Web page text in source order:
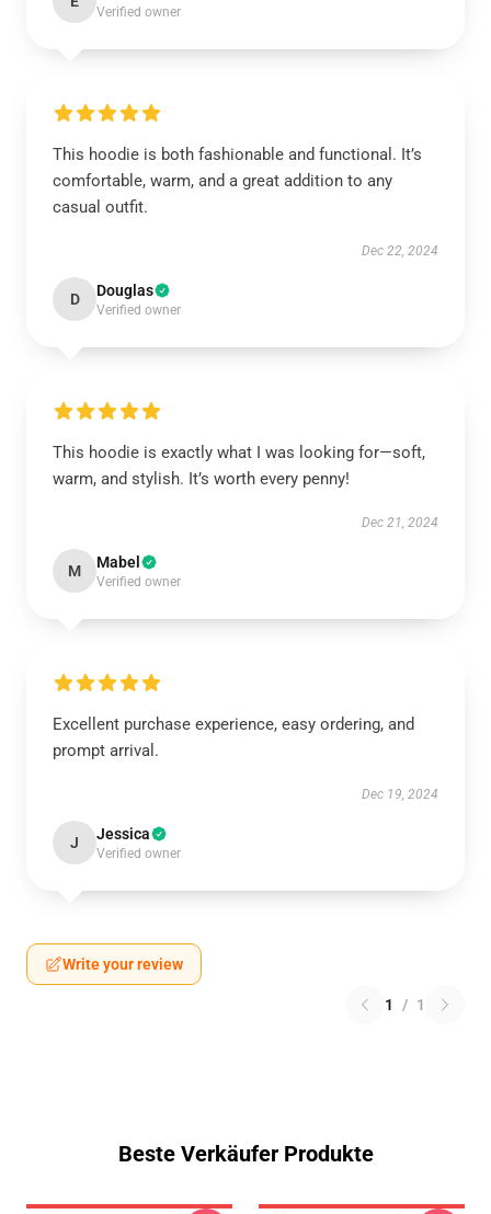
Verified owner
This hoodie is both fashionable and functional. It’s
comfortable, warm, and a great addition to any
casual outfit.
Dec 22, 2024
D Douglas
Verified owner
This hoodie is exactly what I was looking for—soft,
warm, and stylish. It’s worth every penny!
Dec 21, 2024
M Mabel
Verified owner
Excellent purchase experience, easy ordering, and
prompt arrival.
Dec 19, 2024
J Jessica
Verified owner
Write your review
1 / 1
Beste Verkäufer Produkte